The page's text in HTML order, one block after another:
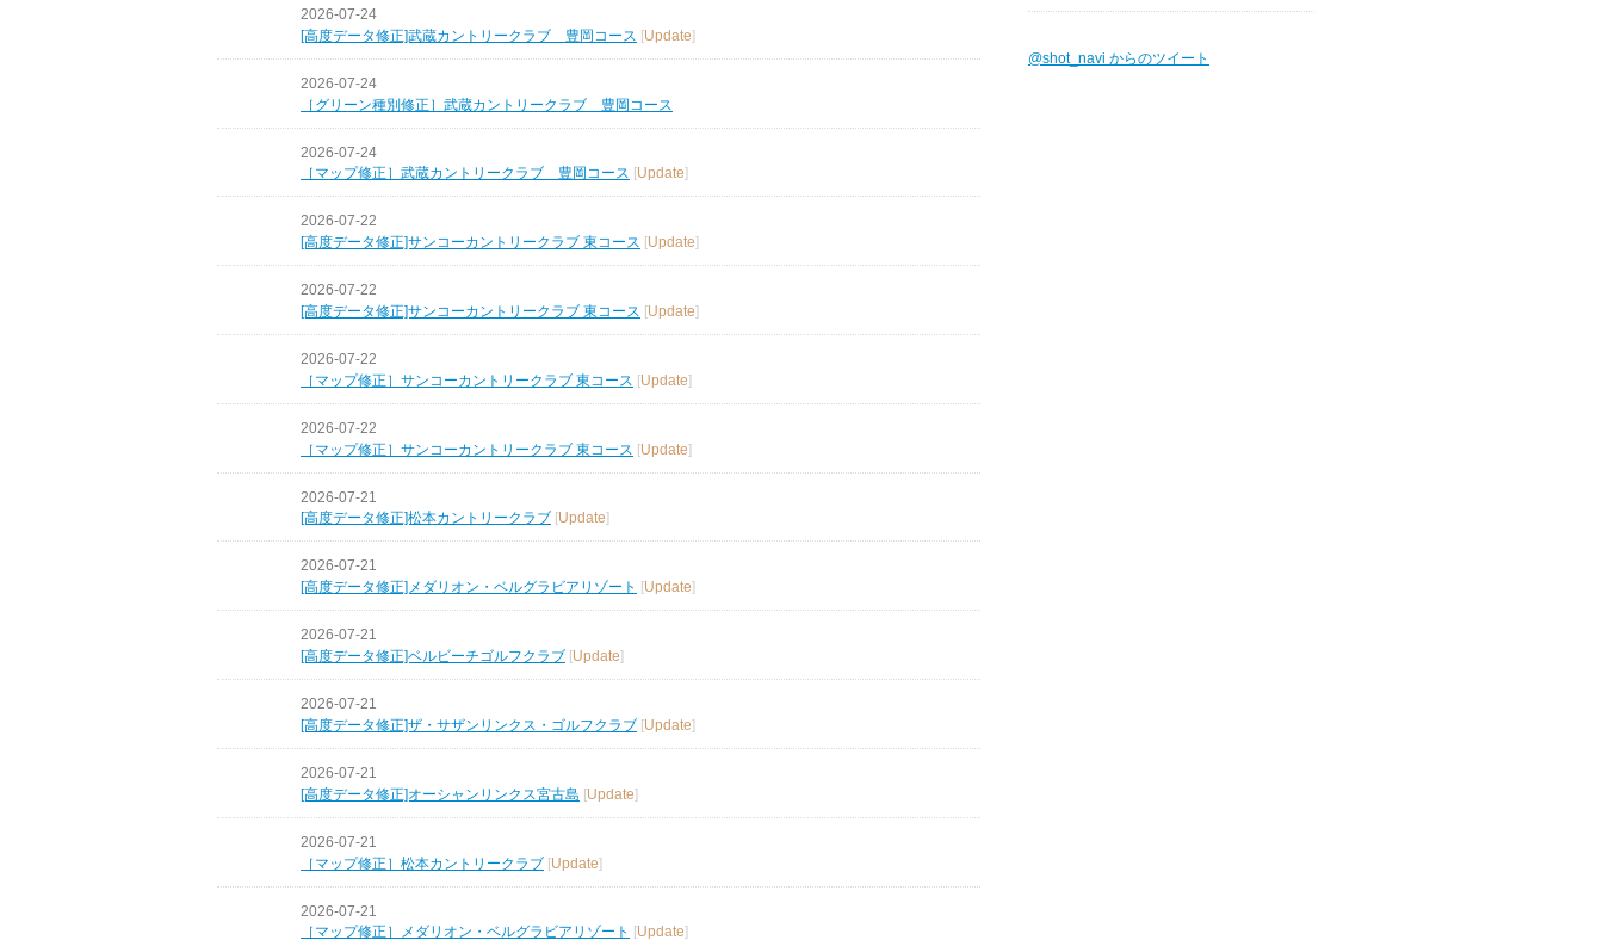
2026-07-24
[高度データ修正]武蔵カントリークラブ 豊岡コース [Update]
2026-07-24
［グリーン種別修正］武蔵カントリークラブ 豊岡コース
2026-07-24
［マップ修正］武蔵カントリークラブ 豊岡コース [Update]
2026-07-22
[高度データ修正]サンコーカントリークラブ 東コース [Update]
2026-07-22
[高度データ修正]サンコーカントリークラブ 東コース [Update]
2026-07-22
［マップ修正］サンコーカントリークラブ 東コース [Update]
2026-07-22
［マップ修正］サンコーカントリークラブ 東コース [Update]
2026-07-21
[高度データ修正]松本カントリークラブ [Update]
2026-07-21
[高度データ修正]メダリオン・ベルグラビアリゾート [Update]
2026-07-21
[高度データ修正]ベルビーチゴルフクラブ [Update]
2026-07-21
[高度データ修正]ザ・サザンリンクス・ゴルフクラブ [Update]
2026-07-21
[高度データ修正]オーシャンリンクス宮古島 [Update]
2026-07-21
［マップ修正］松本カントリークラブ [Update]
2026-07-21
［マップ修正］メダリオン・ベルグラビアリゾート [Update]
@shot_navi からのツイート